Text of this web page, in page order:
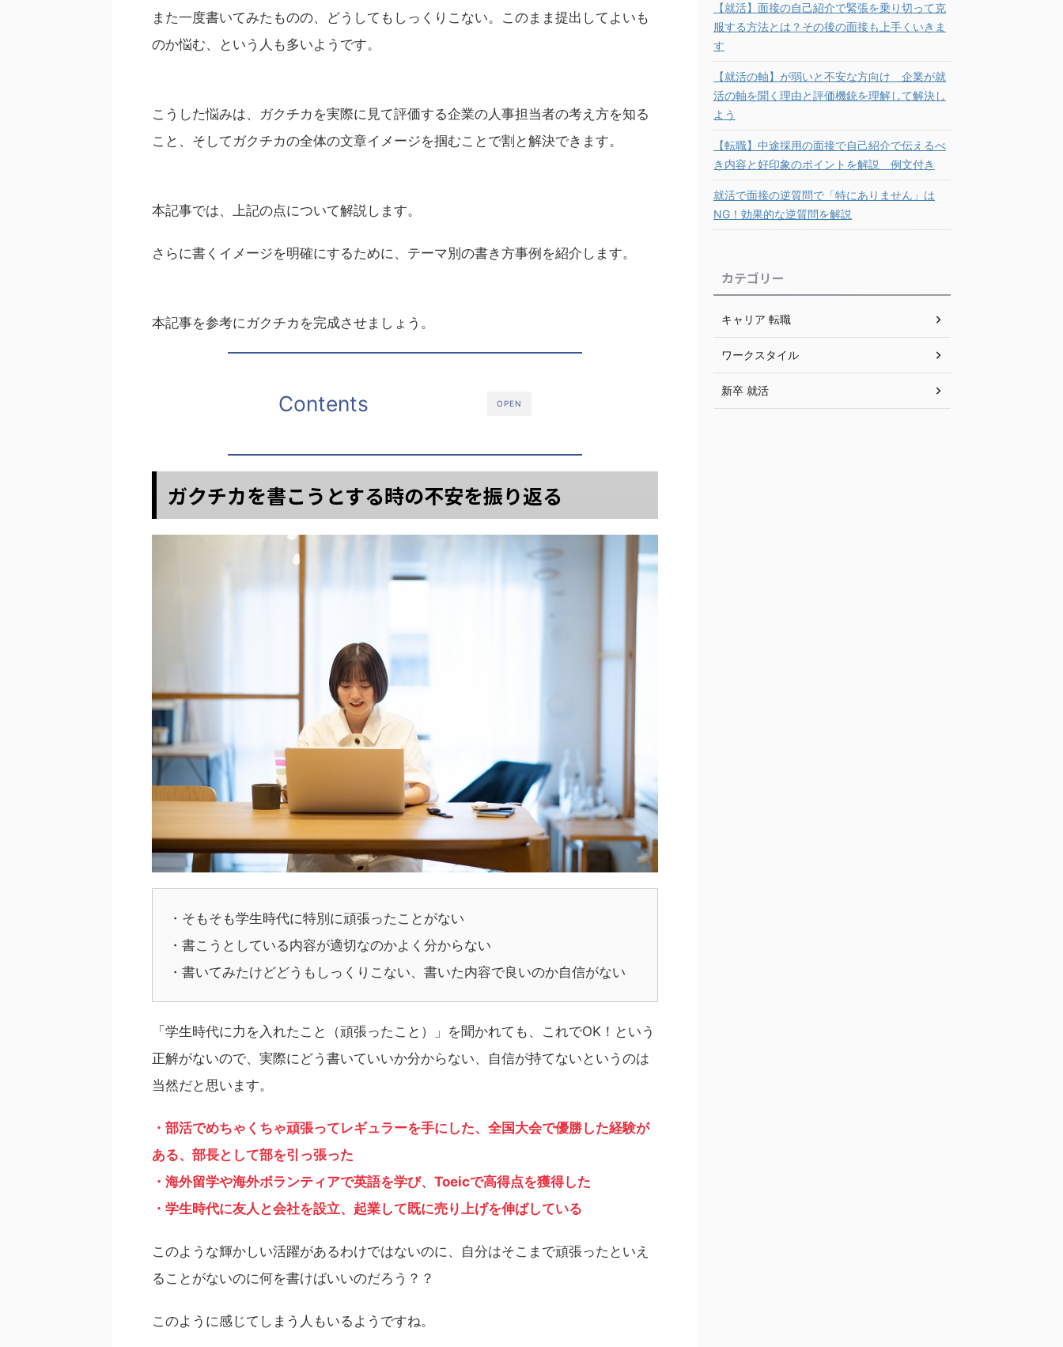
また一度書いてみたものの、どうしてもしっくりこない。このまま提出してよいも
のか悩む、という人も多いようです。
こうした悩みは、ガクチカを実際に見て評価する企業の人事担当者の考え方を知る
こと、そしてガクチカの全体の文章イメージを掴むことで割と解決できます。
本記事では、上記の点について解説します。
さらに書くイメージを明確にするために、テーマ別の書き方事例を紹介します。
本記事を参考にガクチカを完成させましょう。
OPEN
Contents
ガクチカを書こうとする時の不安を振り返る
・そもそも学生時代に特別に頑張ったことがない
・書こうとしている内容が適切なのかよく分からない
・書いてみたけどどうもしっくりこない、書いた内容で良いのか自信がない
「学生時代に力を入れたこと（頑張ったこと）」を聞かれても、これでOK！という
正解がないので、実際にどう書いていいか分からない、自信が持てないというのは
当然だと思います。
・部活でめちゃくちゃ頑張ってレギュラーを手にした、全国大会で優勝した経験が
ある、部長として部を引っ張った
・海外留学や海外ボランティアで英語を学び、Toeicで高得点を獲得した
・学生時代に友人と会社を設立、起業して既に売り上げを伸ばしている
このような輝かしい活躍があるわけではないのに、自分はそこまで頑張ったといえ
ることがないのに何を書けばいいのだろう？？
このように感じてしまう人もいるようですね。
【就活】面接の自己紹介で緊張を乗り切って克
服する方法とは？その後の面接も上手くいきま
す
【就活の軸】が弱いと不安な方向け 企業が就
活の軸を聞く理由と評価機銃を理解して解決し
よう
【転職】中途採用の面接で自己紹介で伝えるべ
き内容と好印象のポイントを解説 例文付き
就活で面接の逆質問で「特にありません」は
NG！効果的な逆質問を解説
カテゴリー
キャリア 転職
ワークスタイル
新卒 就活